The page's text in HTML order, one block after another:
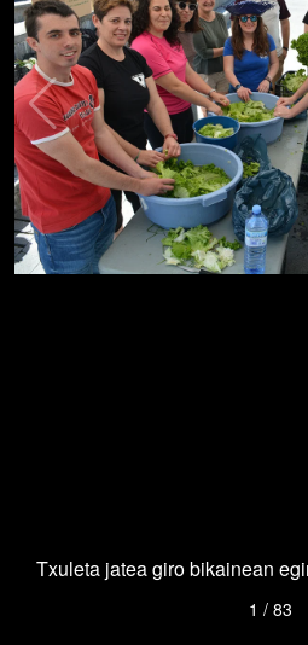
Txuleta jatea giro bikainean
1 / 83